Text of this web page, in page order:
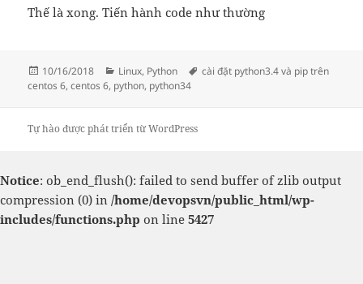
Thế là xong. Tiến hành code như thường
Đăng
vào
10/16/2018
Danh
mục
Linux, Python Thẻ
cài đặt python3.4 và pip trên
centos 6,centos 6, python, python34
Tự hào được phát triển từ WordPress
Notice: ob_end_flush(): failed to send buffer of zlib output
compression (0) in /home/devopsvn/public_html/wp-
includes/functions.php on line 5427